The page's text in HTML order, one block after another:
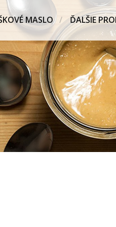
MASLO ĎALŠIE